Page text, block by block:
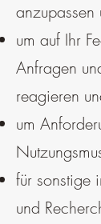
anzupassen
um auf Ihr
Anfragen
reagieren
um
für sonstige
und